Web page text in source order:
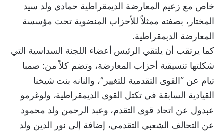
خاص مع زعيم المعارضة الديمقراطية حمادي ولد سيد
المختار، بصفته ممثلاً للأحزاب المنضوية تحت مؤسسة
المعارضة الديمقراطية.
كما يرتقب أن يلتقي الرئيس أعضاء اللجنة السداسية التي
شكلتها تنسيقية أحزاب المعارضة، وتضم كلاً من: صمبا
تيام عن “القوى التقدمية للتغيير”، والنانه بنت شيخنا
القيادية السابقة في تكتل القوى الديمقراطية، ولوغرمو
عبدول عن اتحاد قوى التقدم، وعبد الرحمن ولد محمود
عن التحالف الشعبي التقدمي، إضافة إلى نور الدين ولد